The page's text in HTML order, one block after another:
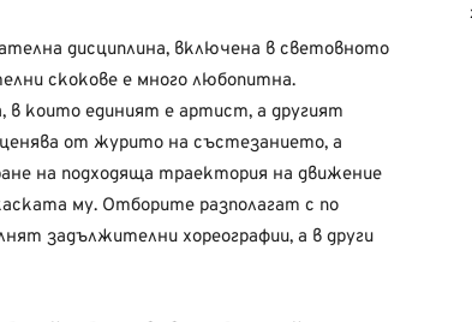
дисциплина, включена в световното
скокове е много любопитна.
в които единият е артист, а другият
от журито на състезанието, а
на подходяща траектория на движение
му. Отборите разполагат с по
задължителни хореографии, а в други